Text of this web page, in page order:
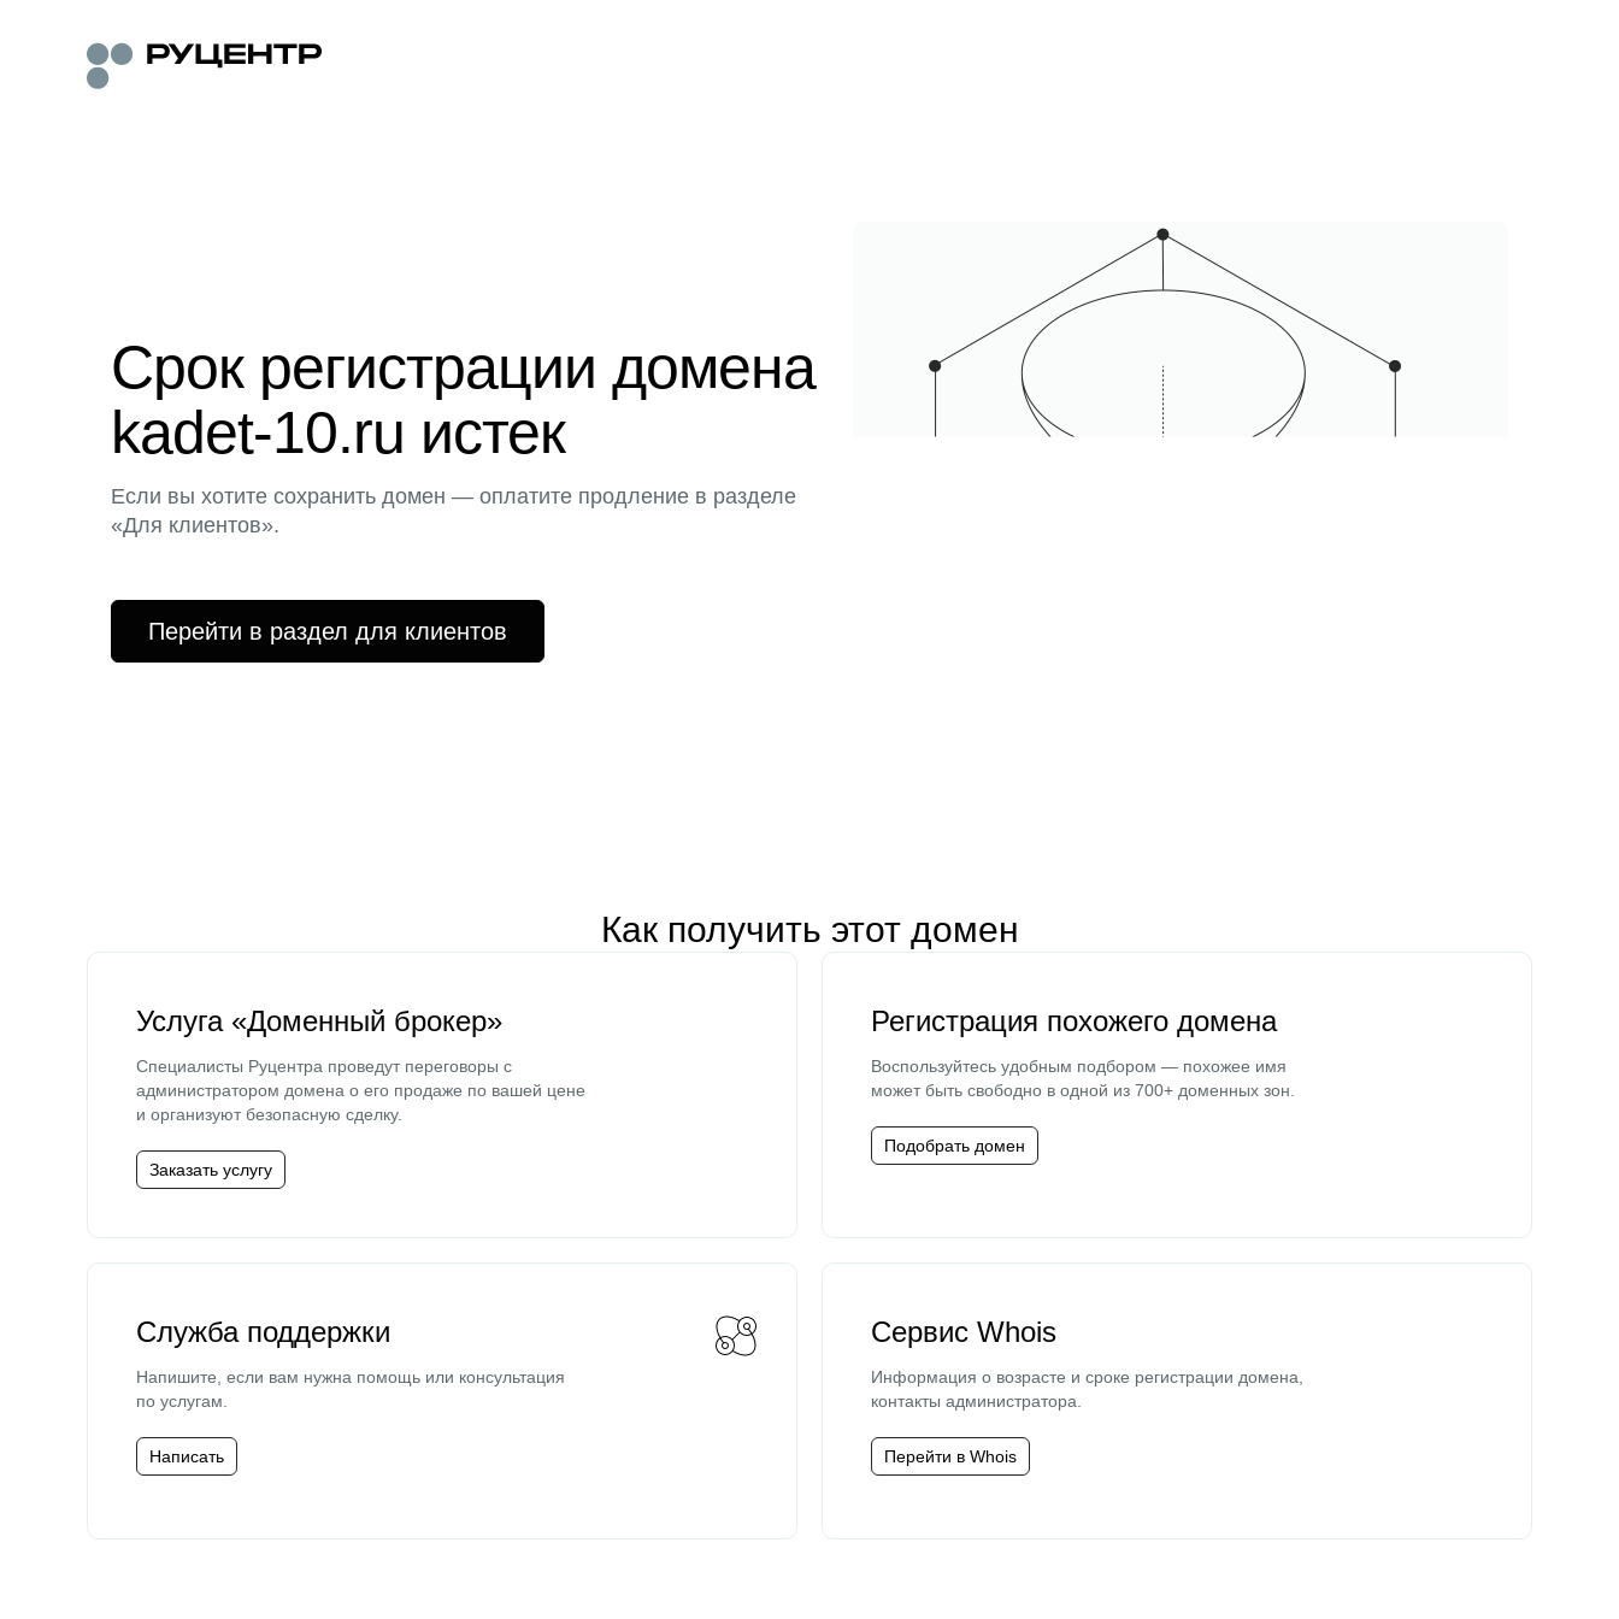
Срок регистрации домена
kadet-10.ru истек
Если вы хотите сохранить домен — оплатите продление в разделе
«Для клиентов».
Перейти в раздел для клиентов
Как получить этот домен
Услуга «Доменный брокер»
Специалисты Руцентра проведут переговоры с
администратором домена о его продаже по вашей цене
и организуют безопасную сделку.
Заказать услугу
Регистрация похожего домена
Воспользуйтесь удобным подбором — похожее имя
может быть свободно в одной из 700+ доменных зон.
Подобрать домен
Служба поддержки
Напишите, если вам нужна помощь или консультация
по услугам.
Написать
Сервис Whois
Информация о возрасте и сроке регистрации домена,
контакты администратора.
Перейти в Whois